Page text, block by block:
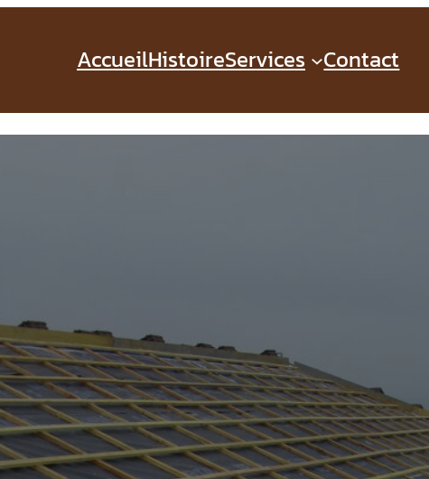
AccueilHistoireServices Contact